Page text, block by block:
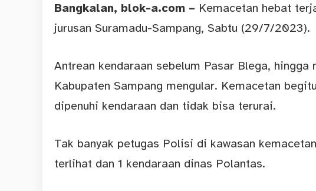
Bangkalan, blok-a.com – Kemacetan hebat
jurusan Suramadu-Sampang, Sabtu (29/7/2023).
Antrean kendaraan sebelum Pasar Blega, hingga
Kabupaten Sampang mengular. Kemacetan
dipenuhi kendaraan dan tidak bisa terurai.
Tak banyak petugas Polisi di kawasan
terlihat dan 1 kendaraan dinas Polantas.